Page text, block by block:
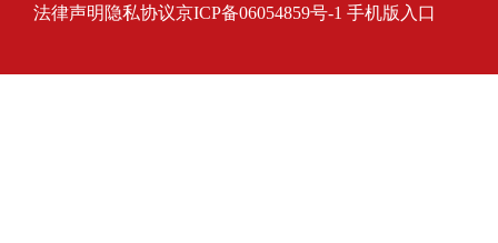
法律声明隐私协议京ICP备06054859号-1 手机版入口